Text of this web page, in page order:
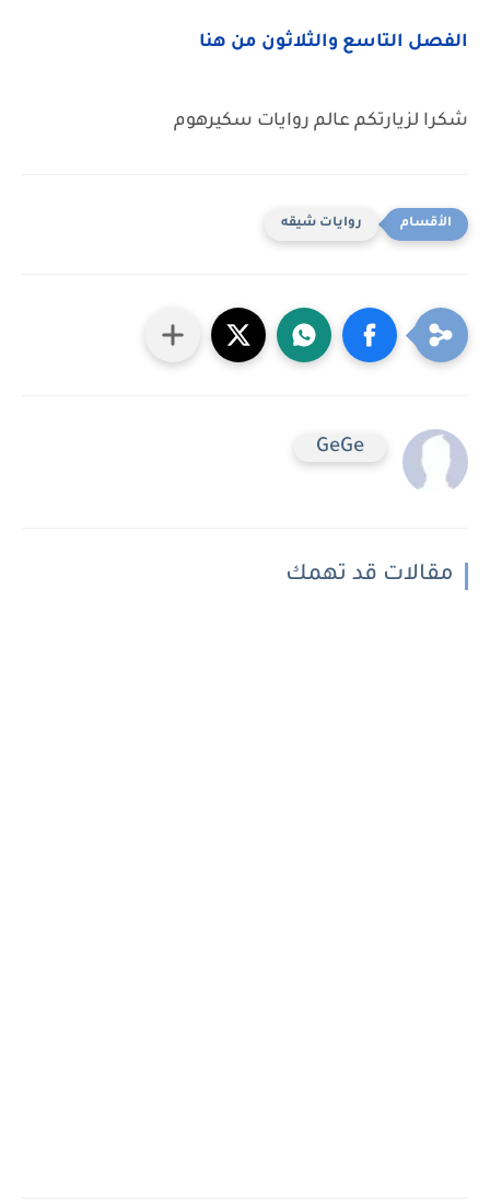
الفصل التاسع والثلاثون من هنا
شكرا لزيارتكم عالم روايات سكيرهوم
روايات شيقه
GeGe
مقالات قد تهمك